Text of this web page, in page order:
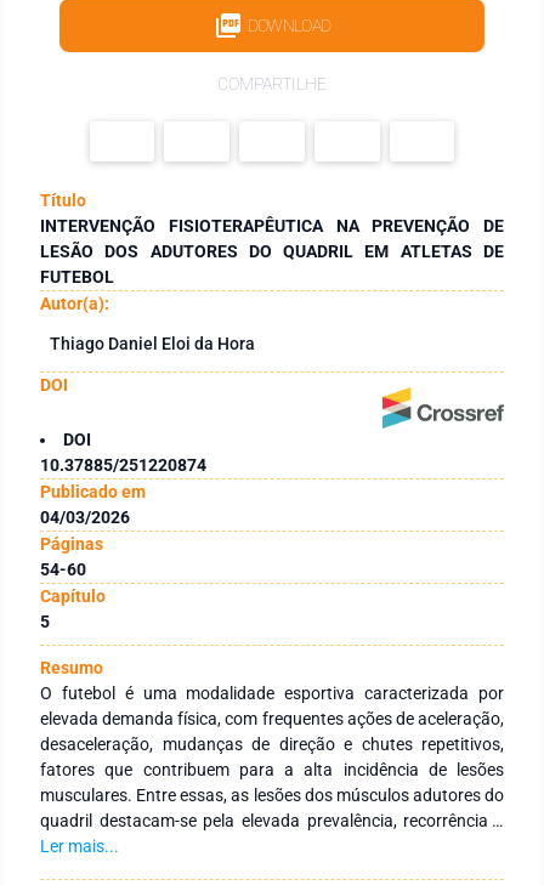
DOWNLOAD
COMPARTILHE
Título
INTERVENÇÃO FISIOTERAPÊUTICA NA PREVENÇÃO DE
LESÃO DOS ADUTORES DO QUADRIL EM ATLETAS DE
FUTEBOL
Autor(a):
Thiago Daniel Eloi da Hora
DOI
DOI
10.37885/251220874
Publicado em
04/03/2026
Páginas
54-60
Capítulo
5
Resumo
O futebol é uma modalidade esportiva caracterizada por
elevada demanda física, com frequentes ações de aceleração,
desaceleração, mudanças de direção e chutes repetitivos,
fatores que contribuem para a alta incidência de lesões
musculares. Entre essas, as lesões dos músculos adutores do
quadril destacam-se pela elevada prevalência, recorrência e
impacto negativo no desempenho esportivo. Nesse contexto,
Ler mais...